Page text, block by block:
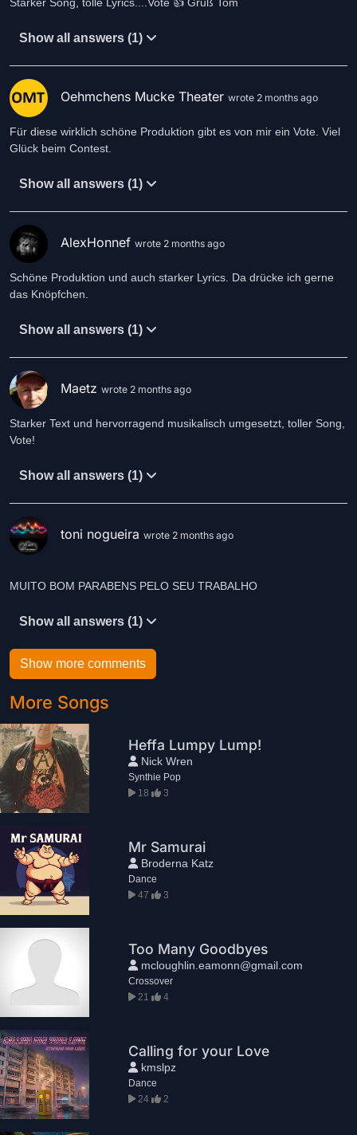
Show all answers (1)
Oehmchens Mucke Theater wrote 2 months ago
Für diese wirklich schöne Produktion gibt es von mir ein Vote. Viel
Glück beim Contest.
Show all answers (1)
AlexHonnef wrote 2 months ago
Schöne Produktion und auch starker Lyrics. Da drücke ich gerne
das Knöpfchen.
Show all answers (1)
Maetz wrote 2 months ago
Starker Text und hervorragend musikalisch umgesetzt, toller Song,
Vote!
Show all answers (1)
toni nogueira wrote 2 months ago
MUITO BOM PARABENS PELO SEU TRABALHO
Show all answers (1)
Show more comments
More Songs
Heffa Lumpy Lump!
Nick Wren
Synthie Pop
18
3
Mr Samurai
Broderna Katz
Dance
47
3
Too Many Goodbyes
mcloughlin.eamonn@gmail.com
Crossover
21
4
Calling for your Love
kmslpz
Dance
24
2